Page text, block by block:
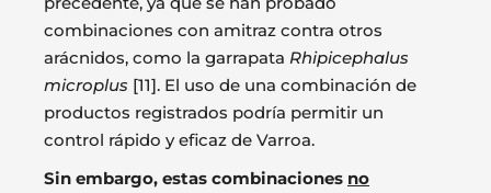
combinaciones con amitraz contra otros
arácnidos, como la garrapata Rhipicephalus
microplus [11]. El uso de una combinación de
productos registrados podría permitir un
control rápido y eficaz de Varroa.
Sin embargo, estas combinaciones no